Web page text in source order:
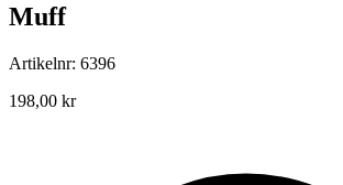
Muff
Artikelnr: 6396
198,00 kr